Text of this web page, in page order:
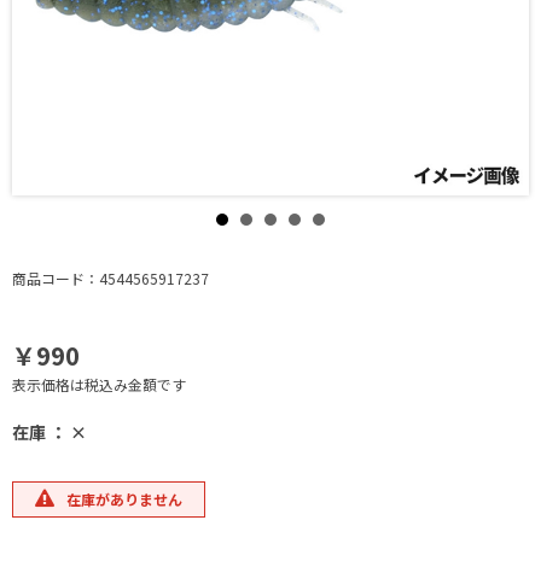
商品コード：4544565917237
￥990
表示価格は税込み金額です
在庫 ： ×
在庫がありません